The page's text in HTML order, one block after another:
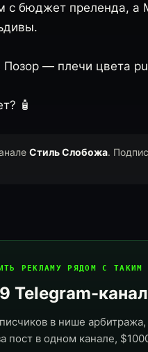
с бюджет преленда, а
— плечи цвета
🧴
Стиль Слобожа.
РЕКЛАМУ РЯДОМ С ТАКИМ
Telegram-
в нише арбитража,
пост в одном канале,